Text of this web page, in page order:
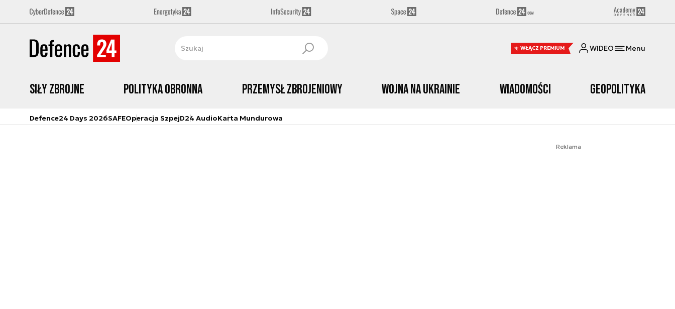
WŁĄCZ PREMIUM WIDEO Menu
Siły zbrojne Polityka obronna Przemysł Zbrojeniowy Wojna na Ukrainie Wiadomości Geopolityka
Defence24 Days 2026SAFEOperacja SzpejD24 AudioKarta Mundurowa
Reklama